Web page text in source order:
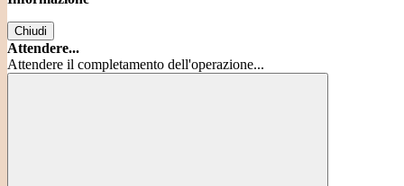
Chiudi
Attendere...
Attendere il completamento dell'operazione...